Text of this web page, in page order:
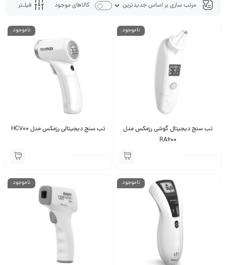
فیلـتر کالاهای موجود
ناموجود
تب سنج دیجیتال گوشی رزمکس مدل
RA600
ناموجود
تب سنج دیجیتالی رزمکس مدل HC700
ناموجود ناموجود